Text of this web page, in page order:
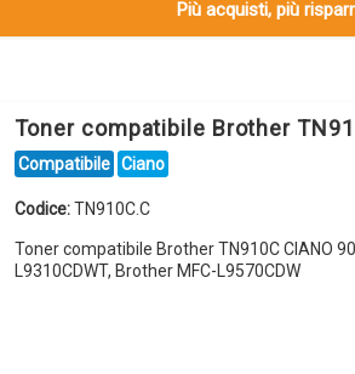
Più acquisti, più
Toner compatibile Brother
Compatibile Ciano
Codice:TN910C.C
Toner compatibile Brother TN910C CIANO
L9310CDWT, Brother MFC-L9570CDW